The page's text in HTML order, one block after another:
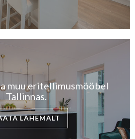
muu eritellimusmööbel
Tallinnas.
LÄHEMALT